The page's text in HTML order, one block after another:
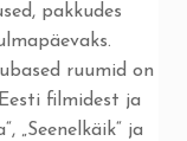
pakkudes
ruumid on
filmidest ja
„Seenelkäik“ ja